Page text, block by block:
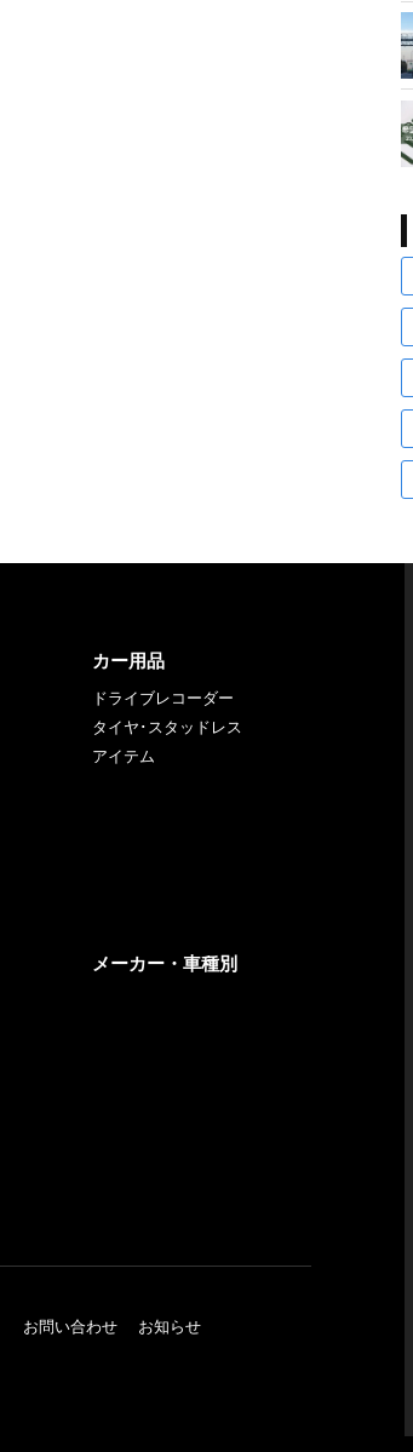
カー用品
ドライブレコーダー
タイヤ･スタッドレス
アイテム
メーカー・車種別
お問い合わせ
お知らせ